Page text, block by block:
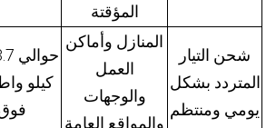
المؤقتة
كيلو
المنازل وأماكن
العمل
والوجهات
والمواقع العامة
شحن التيار
المتردد بشكل
يومي ومنتظم